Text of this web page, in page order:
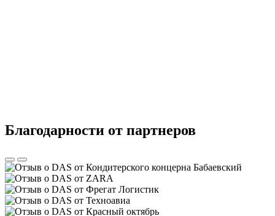
Благодарности от партнеров